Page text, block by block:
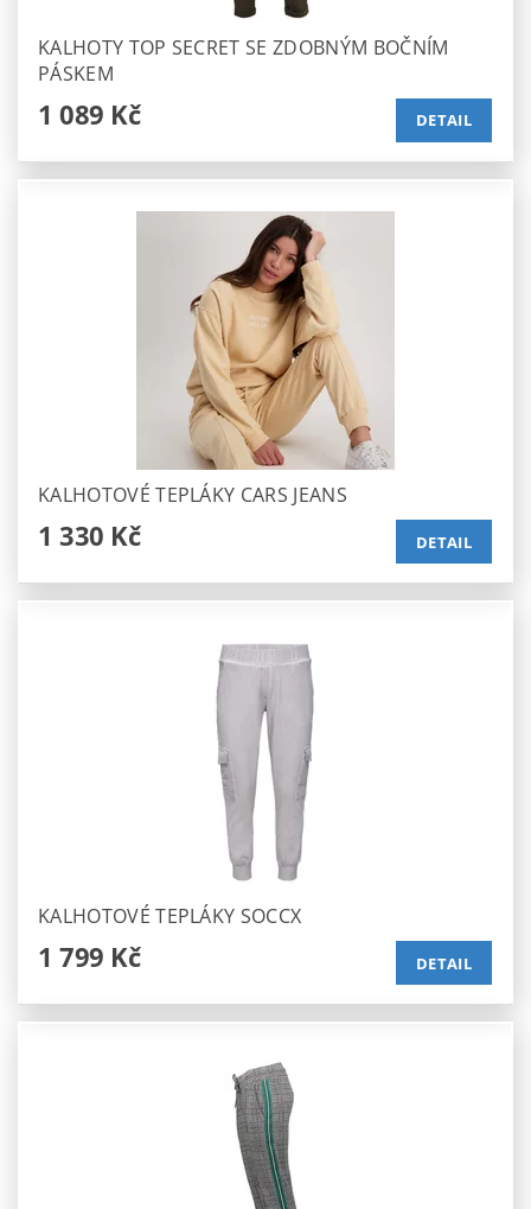
KALHOTY TOP SECRET SE ZDOBNÝM BOČNÍM
PÁSKEM
1 089 Kč DETAIL
KALHOTOVÉ TEPLÁKY CARS JEANS
1 330 Kč DETAIL
KALHOTOVÉ TEPLÁKY SOCCX
1 799 Kč DETAIL